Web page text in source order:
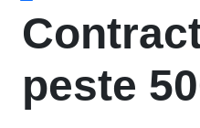
peste